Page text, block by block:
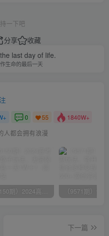
一下吧
分享
收藏
last day of life.
生命的最后一天
0 55 1840W+
人都会拥有浪漫
（10150期）2024高考项目野路子玩法，无限裂变，最高一天1W＋！
下一篇